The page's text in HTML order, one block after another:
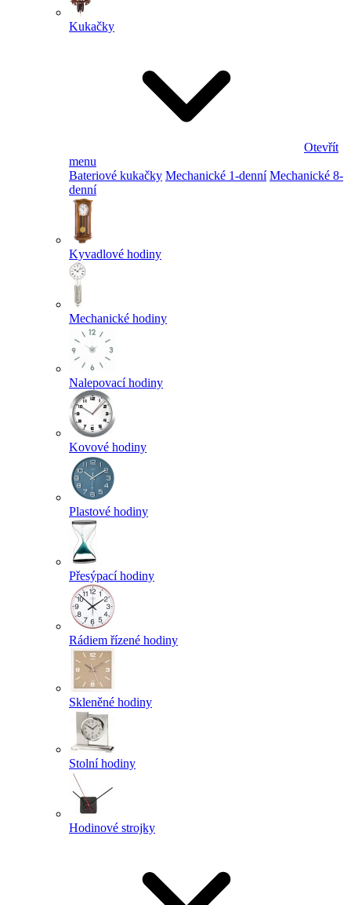
Kukačky
Otevřít
menu
Bateriové kukačky Mechanické 1-denní Mechanické 8-
denní
Kyvadlové hodiny
Mechanické hodiny
Nalepovací hodiny
Kovové hodiny
Plastové hodiny
Přesýpací hodiny
Rádiem řízené hodiny
Skleněné hodiny
Stolní hodiny
Hodinové strojky